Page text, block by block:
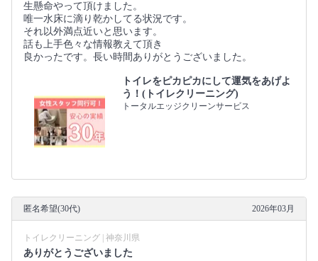
生懸命やって頂けました。
唯一水床に滴り乾かしてる状況です。
それ以外満点近いと思います。
話も上手色々な情報教えて頂き
良かったです。長い時間ありがとうございました。
トイレをピカピカにして運気をあげよ
う！(トイレクリーニング)
トータルエッジクリーンサービス
匿名希望(30代) 2026年03月
トイレクリーニング | 神奈川県
ありがとうございました